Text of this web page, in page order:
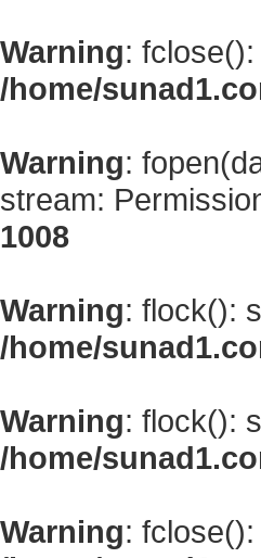
Warning:
/home/
Warning:
stream:
1008
Warning: flock():
/home/
Warning: flock():
/home/
Warning: